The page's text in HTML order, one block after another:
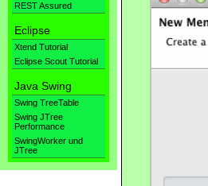
REST Assured
Eclipse
Xtend Tutorial
Eclipse Scout Tutorial
Java Swing
Swing TreeTable
Swing JTree
Performance
SwingWorker und
JTree